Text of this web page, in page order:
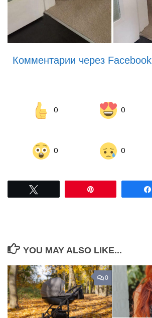
Комментарии через Facebook
0 0
0 0
YOU MAY ALSO LIKE...
0